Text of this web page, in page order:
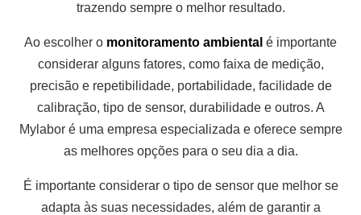
trazendo sempre o melhor resultado.
Ao escolher o monitoramento ambiental é importante
considerar alguns fatores, como faixa de medição,
precisão e repetibilidade, portabilidade, facilidade de
calibração, tipo de sensor, durabilidade e outros. A
Mylabor é uma empresa especializada e oferece sempre
as melhores opções para o seu dia a dia.
É importante considerar o tipo de sensor que melhor se
adapta às suas necessidades, além de garantir a